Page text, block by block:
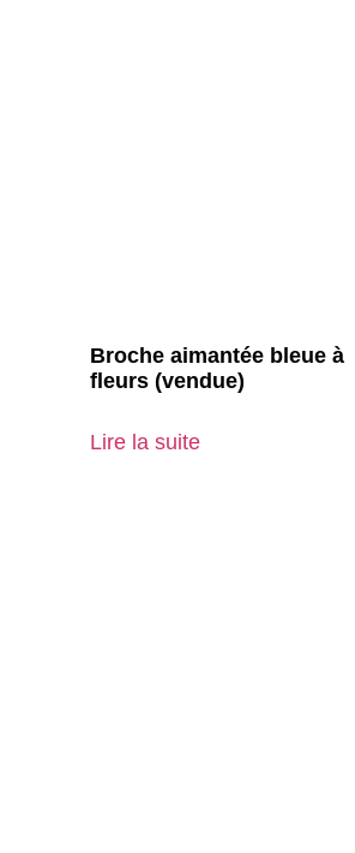
Broche aimantée bleue à
fleurs (vendue)
Lire la suite